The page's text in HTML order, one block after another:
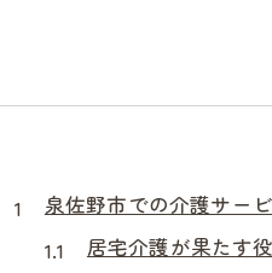
泉佐野市での介護サー
居宅介護が果たす